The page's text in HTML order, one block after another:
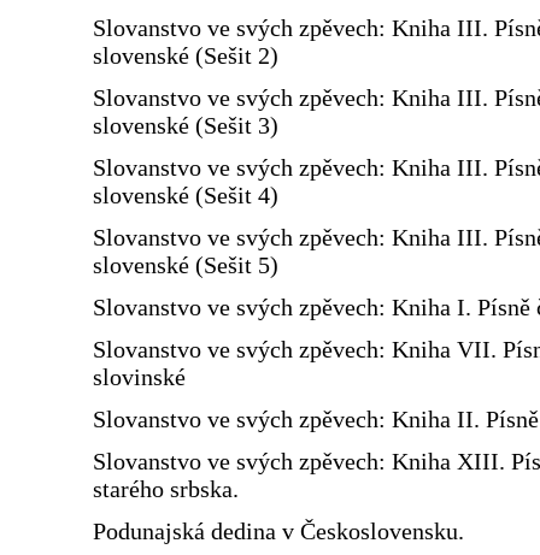
Slovanstvo ve svých zpěvech: Kniha III.
slovenské (Sešit 2)
Slovanstvo ve svých zpěvech: Kniha III.
slovenské (Sešit 3)
Slovanstvo ve svých zpěvech: Kniha III.
slovenské (Sešit 4)
Slovanstvo ve svých zpěvech: Kniha III.
slovenské (Sešit 5)
Slovanstvo ve svých zpěvech: Kniha I. Písně
Slovanstvo ve svých zpěvech: Kniha VII.
slovinské
Slovanstvo ve svých zpěvech: Kniha II.
Slovanstvo ve svých zpěvech: Kniha XIII.
starého srbska.
Podunajská dedina v Československu.